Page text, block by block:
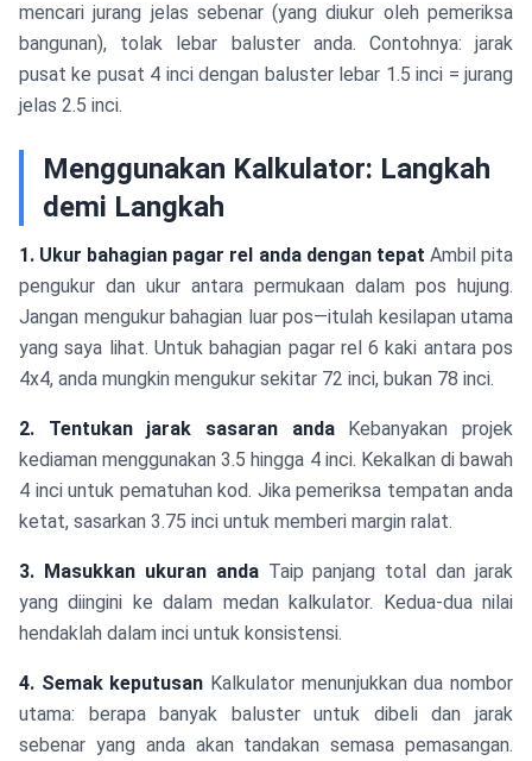
mencari jurang jelas sebenar (yang diukur oleh pemeriksa
bangunan), tolak lebar baluster anda. Contohnya: jarak
pusat ke pusat 4 inci dengan baluster lebar 1.5 inci = jurang
jelas 2.5 inci.
Menggunakan Kalkulator: Langkah
demi Langkah
1. Ukur bahagian pagar rel anda dengan tepat Ambil pita
pengukur dan ukur antara permukaan dalam pos hujung.
Jangan mengukur bahagian luar pos—itulah kesilapan utama
yang saya lihat. Untuk bahagian pagar rel 6 kaki antara pos
4x4, anda mungkin mengukur sekitar 72 inci, bukan 78 inci.
2. Tentukan jarak sasaran andaKebanyakan projek
kediaman menggunakan 3.5 hingga 4 inci. Kekalkan di bawah
4 inci untuk pematuhan kod. Jika pemeriksa tempatan anda
ketat, sasarkan 3.75 inci untuk memberi margin ralat.
3. Masukkan ukuran andaTaip panjang total dan jarak
yang diingini ke dalam medan kalkulator. Kedua-dua nilai
hendaklah dalam inci untuk konsistensi.
4. Semak keputusan Kalkulator menunjukkan dua nombor
utama: berapa banyak baluster untuk dibeli dan jarak
sebenar yang anda akan tandakan semasa pemasangan.